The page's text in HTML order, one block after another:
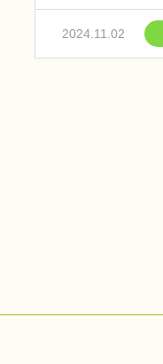
2024.11.02